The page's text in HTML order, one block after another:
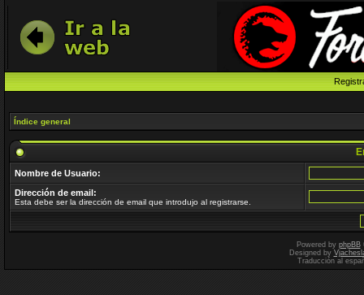
Índice general
Nombre de Usuario:
Dirección de email:
Esta debe ser la dirección de email que introdujo al registrarse.
Powered by phpBB
Designed by
Traducción al